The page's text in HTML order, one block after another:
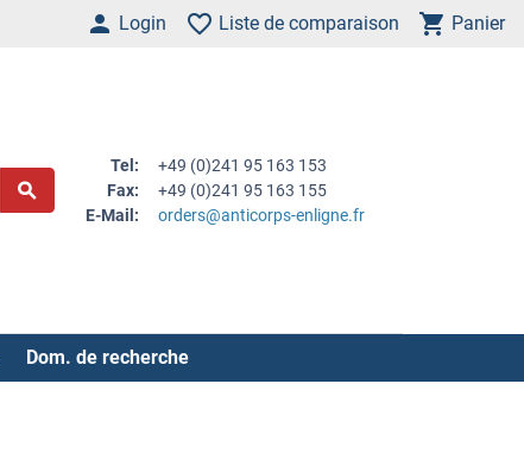
Login Liste de comparaison Panier
Tel:
+49 (0)241 95 163 153
Fax:
+49 (0)241 95 163 155
E-Mail:
orders@anticorps-enligne.fr
Dom. de recherche